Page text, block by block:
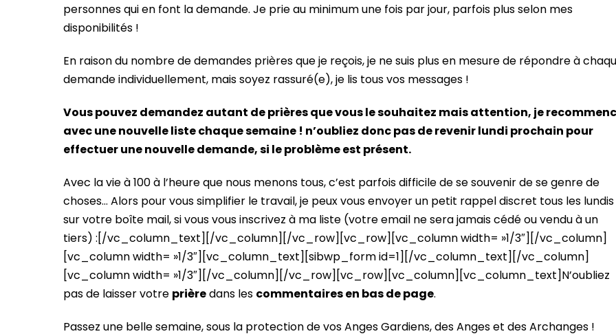
personnes qui en font la demande. Je prie au minimum une fois par jour, parfois plus selon mes
disponibilités !
En raison du nombre de demandes prières que je reçois, je ne suis plus en mesure de répondre à
demande individuellement, mais soyez rassuré(e), je lis tous vos messages !
Vous pouvez demandez autant de prières que vous le souhaitez mais attention, je
avec une nouvelle liste chaque semaine ! n’oubliez donc pas de revenir lundi prochain pour
effectuer une nouvelle demande, si le problème est présent.
Avec la vie à 100 à l’heure que nous menons tous, c’est parfois difficile de se souvenir de se genre de
choses… Alors pour vous simplifier le travail, je peux vous envoyer un petit rappel discret tous les lundis
sur votre boîte mail, si vous vous inscrivez à ma liste (votre email ne sera jamais cédé ou vendu à un
tiers) :[/vc_column_text][/vc_column][/vc_row][vc_row][vc_column width= »1/3″][/vc_column]
[vc_column width= »1/3″][vc_column_text][sibwp_form id=1][/vc_column_text][/vc_column]
[vc_column width= »1/3″][/vc_column][/vc_row][vc_row][vc_column][vc_column_text]N’oubliez
pas de laisser votre prièredans les commentaires en bas de page.
Passez une belle semaine, sous la protection de vos Anges Gardiens, des Anges et des Archanges !